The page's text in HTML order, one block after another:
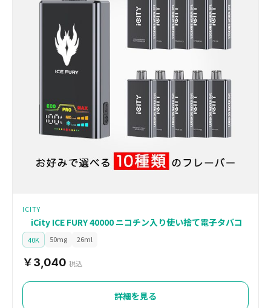
ICITY
iCity ICE FURY 40000 ニコチン入り使い捨て電子タバコ
40K 50mg 26ml
￥3,040 税込
詳細を見る